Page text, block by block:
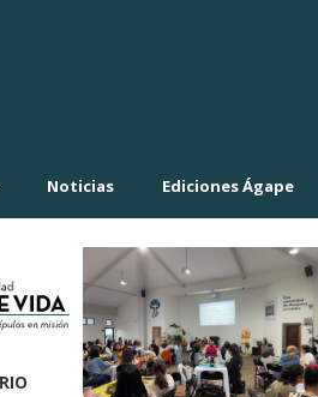
Noticias Ediciones Ágape